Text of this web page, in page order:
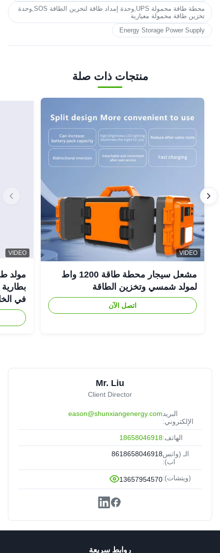
محطة طاقة محمولة UPS,وحدة إمداد طاقة لتخزين الطاقة SOS,وحدة
تخزين طاقة محمولة معيارية
Energy Storage Power Supply
منتجات ذات صلة
VIDEO
مشعل سيجار محطة طاقة 1200 واط
لمولد شمسي وتخزين الطاقة
اتصل الآن
VIDEO
في
Mr. Liu
Client Director
البريد
الإلكتروني:
eason@shunxiangenergy.com
الهاتف:18658046918
الـ (واتس
اب):
8618658046918
(ويتشات):13657954570
روابط سريعة